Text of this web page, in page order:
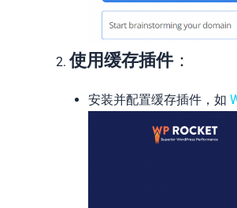
使用缓存插件：
安装并配置缓存插件，如